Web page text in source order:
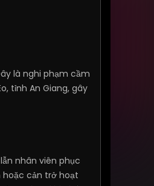
là nghi phạm cầm
tỉnh An Giang, gây
nhân viên phục
hoặc cản trở hoạt